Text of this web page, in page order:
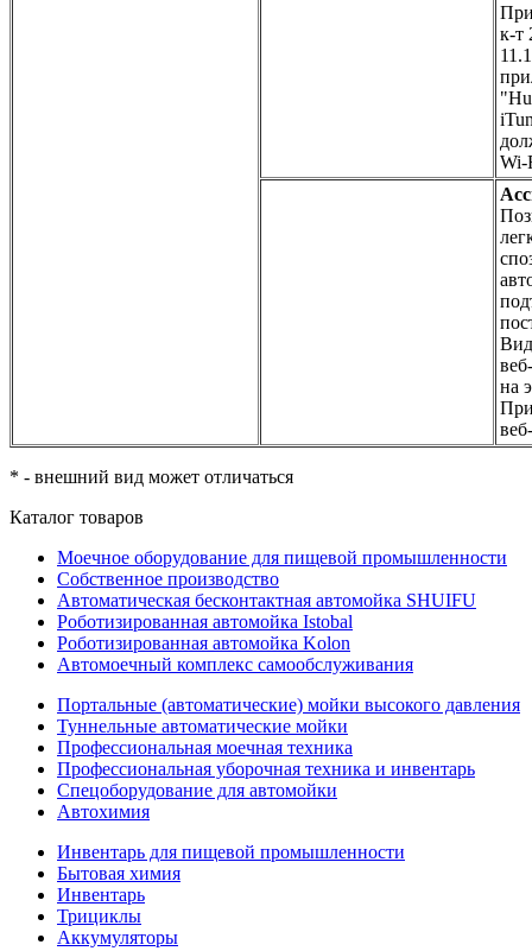
к-т
Wi-
на
* - внешний вид может отличаться
Каталог товаров
Моечное оборудование для пищевой промышленности
Собственное производство
Автоматическая бесконтактная автомойка SHUIFU
Роботизированная автомойка Istobal
Роботизированная автомойка Kolon
Автомоечный комплекс самообслуживания
Портальные (автоматические) мойки высокого давления
Туннельные автоматические мойки
Профессиональная моечная техника
Профессиональная уборочная техника и инвентарь
Спецоборудование для автомойки
Автохимия
Инвентарь для пищевой промышленности
Бытовая химия
Инвентарь
Трициклы
Аккумуляторы